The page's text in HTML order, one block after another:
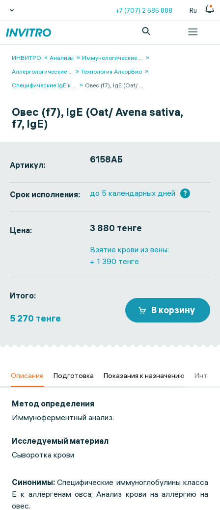
+7 (707) 2 585 888 Ru
ИНВИТРО Анализы Иммунологические ...
Аллергологические ...
Технология АлкорБио
Специфические IgЕ к ... Овес (f7), IgE (Oat/ ...
Овес (f7), IgE (Oat/ Avena sativa,
f7, IgE)
Артикул: 6158АБ
Срок исполнения: до 5 календарных дней ?
Цена: 3 880 тенге
Взятие крови из вены:
+ 1 390 тенге
Итого:
5 270 тенге
В корзину
Описание Подготовка Показания к назначению
Метод определения
Иммуноферментный анализ.
Исследуемый материал
Сыворотка крови
Синонимы:Специфические иммуноглобулины класса
Е к аллергенам овса; Анализ крови на аллергию на
овес.